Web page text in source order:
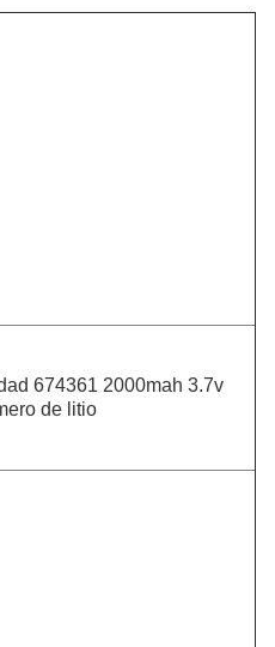
674361 2000mah 3.7v
de litio